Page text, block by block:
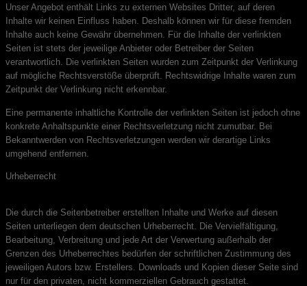
Unser Angebot enthält Links zu externen Websites Dritter, auf deren
Inhalte wir keinen Einfluss haben. Deshalb können wir für diese fremden
Inhalte auch keine Gewähr übernehmen. Für die Inhalte der verlinkten
Seiten ist stets der jeweilige Anbieter oder Betreiber der Seiten
verantwortlich. Die verlinkten Seiten wurden zum Zeitpunkt der Verlinkung
auf mögliche Rechtsverstöße überprüft. Rechtswidrige Inhalte waren zum
Zeitpunkt der Verlinkung nicht erkennbar.
Eine permanente inhaltliche Kontrolle der verlinkten Seiten ist jedoch ohne
konkrete Anhaltspunkte einer Rechtsverletzung nicht zumutbar. Bei
Bekanntwerden von Rechtsverletzungen werden wir derartige Links
umgehend entfernen.
Urheberrecht
Die durch die Seitenbetreiber erstellten Inhalte und Werke auf diesen
Seiten unterliegen dem deutschen Urheberrecht. Die Vervielfältigung,
Bearbeitung, Verbreitung und jede Art der Verwertung außerhalb der
Grenzen des Urheberrechtes bedürfen der schriftlichen Zustimmung des
jeweiligen Autors bzw. Erstellers. Downloads und Kopien dieser Seite sind
nur für den privaten, nicht kommerziellen Gebrauch gestattet.